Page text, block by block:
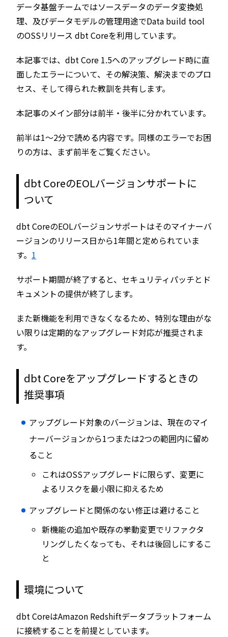
データ基盤チームではソースデータのデータ変換処
理、及びデータモデルの管理用途でData build tool
のOSSリリース dbt Coreを利用しています。
本記事では、dbt Core 1.5へのアップグレード時に直
面したエラーについて、その解決策、解決までのプロ
セス、そして得られた教訓を共有します。
本記事のメイン部分は前半・後半に分かれています。
前半は1〜2分で読める内容です。同様のエラーでお困
りの方は、まず前半をご覧ください。
dbt CoreのEOLバージョンサポートに
ついて
dbt CoreのEOLバージョンサポートはそのマイナーバ
ージョンのリリース日から1年間と定められていま
す。 1
サポート期間が終了すると、セキュリティパッチとド
キュメントの提供が終了します。
また新機能を利用できなくなるため、特別な理由がな
い限りは定期的なアップグレード対応が推奨されま
す。
dbt Coreをアップグレードするときの
推奨事項
アップグレード対象のバージョンは、現在のマイ
ナーバージョンから1つまたは2つの範囲内に留め
ること
これはOSSアップグレードに限らず、変更に
よるリスクを最小限に抑えるため
アップグレードと関係のない修正は避けること
新機能の追加や既存の挙動変更でリファクタ
リングしたくなっても、それは後回しにするこ
と
環境について
dbt CoreはAmazon Redshiftデータプラットフォーム
に接続することを前提としています。